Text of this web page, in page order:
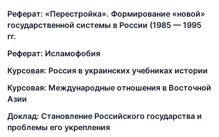
Реферат: «Перестройка». Формирование «новой»
государственной системы в России (1985 — 1995
гг.
Реферат: Исламофобия
Курсовая: Россия в украинских учебниках истории
Курсовая: Международные отношения в Восточной
Азии
Доклад: Становление Российского государства и
проблемы его укрепления